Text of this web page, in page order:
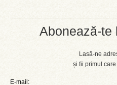
Abonează-te
Lasă-ne
și fii primul
E-mail: